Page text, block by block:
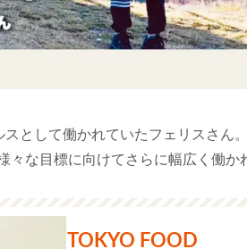
として働かれていたフェリスさん。
々な目標に向けてさらに幅広く働か
TOKYO FOOD